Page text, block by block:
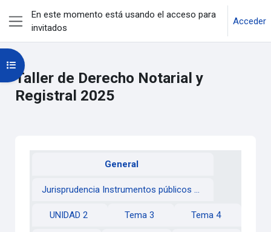
Panel lateral
En este momento está usando el acceso para
invitados
Acceder
Taller de Derecho Notarial y
Registral 2025
Abrir índice del curso
Perfilado de sección
General
Jurisprudencia Instrumentos públicos y redargusión de falsedad
UNIDAD 2 Tema 3 Tema 4